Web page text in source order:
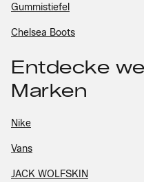
Gummistiefel
Chelsea Boots
Entdecke
Marken
Nike
Vans
JACK WOLFSKIN